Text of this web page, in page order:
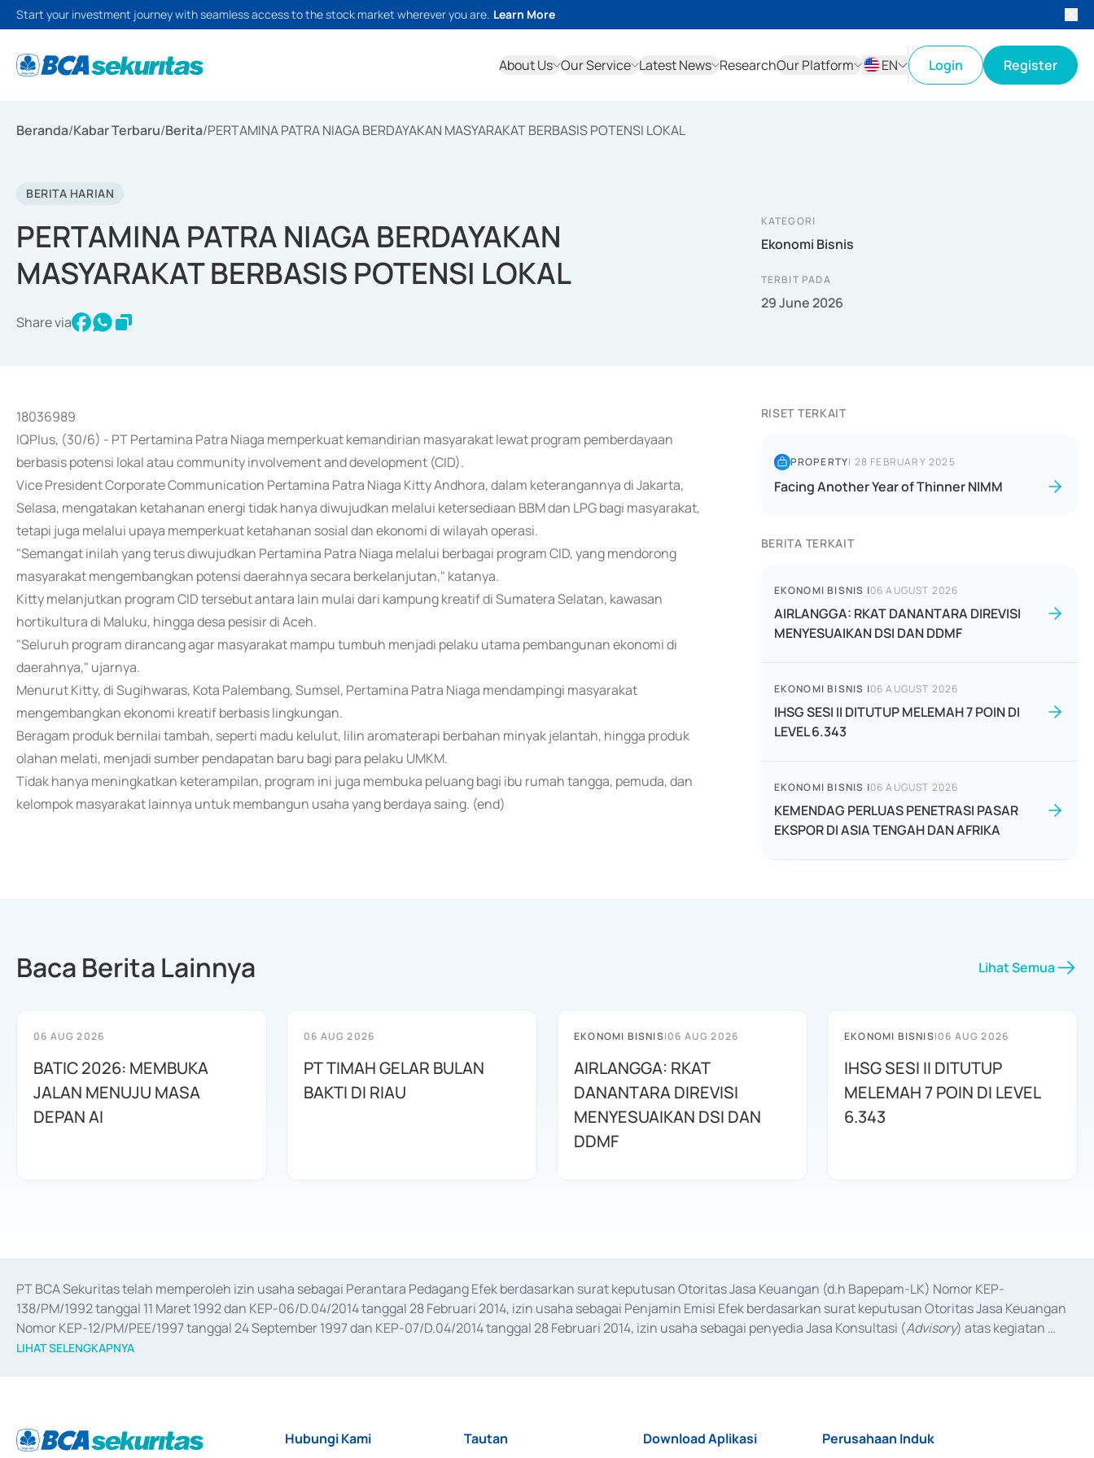
Start your investment journey with seamless access to the stock market wherever you are. Learn More
About Us Our Service Latest News ResearchOur Platform
EN
Login Register
Beranda/Kabar Terbaru/Berita/PERTAMINA PATRA NIAGA BERDAYAKAN MASYARAKAT BERBASIS POTENSI LOKAL
BERITA HARIAN
PERTAMINA PATRA NIAGA BERDAYAKAN
MASYARAKAT BERBASIS POTENSI LOKAL
Share via
KATEGORI
Ekonomi Bisnis
TERBIT PADA
29 June 2026
18036989
IQPlus, (30/6) - PT Pertamina Patra Niaga memperkuat kemandirian masyarakat lewat program pemberdayaan
berbasis potensi lokal atau community involvement and development (CID).
Vice President Corporate Communication Pertamina Patra Niaga Kitty Andhora, dalam keterangannya di Jakarta,
Selasa, mengatakan ketahanan energi tidak hanya diwujudkan melalui ketersediaan BBM dan LPG bagi masyarakat,
tetapi juga melalui upaya memperkuat ketahanan sosial dan ekonomi di wilayah operasi.
"Semangat inilah yang terus diwujudkan Pertamina Patra Niaga melalui berbagai program CID, yang mendorong
masyarakat mengembangkan potensi daerahnya secara berkelanjutan," katanya.
Kitty melanjutkan program CID tersebut antara lain mulai dari kampung kreatif di Sumatera Selatan, kawasan
hortikultura di Maluku, hingga desa pesisir di Aceh.
"Seluruh program dirancang agar masyarakat mampu tumbuh menjadi pelaku utama pembangunan ekonomi di
daerahnya," ujarnya.
Menurut Kitty, di Sugihwaras, Kota Palembang, Sumsel, Pertamina Patra Niaga mendampingi masyarakat
mengembangkan ekonomi kreatif berbasis lingkungan.
Beragam produk bernilai tambah, seperti madu kelulut, lilin aromaterapi berbahan minyak jelantah, hingga produk
olahan melati, menjadi sumber pendapatan baru bagi para pelaku UMKM.
Tidak hanya meningkatkan keterampilan, program ini juga membuka peluang bagi ibu rumah tangga, pemuda, dan
kelompok masyarakat lainnya untuk membangun usaha yang berdaya saing. (end)
RISET TERKAIT
PROPERTY| 28 FEBRUARY 2025
Facing Another Year of Thinner NIMM
BERITA TERKAIT
EKONOMI BISNIS |06 AUGUST 2026
AIRLANGGA: RKAT DANANTARA DIREVISI
MENYESUAIKAN DSI DAN DDMF
EKONOMI BISNIS |06 AUGUST 2026
IHSG SESI II DITUTUP MELEMAH 7 POIN DI
LEVEL 6.343
EKONOMI BISNIS |06 AUGUST 2026
KEMENDAG PERLUAS PENETRASI PASAR
EKSPOR DI ASIA TENGAH DAN AFRIKA
Baca Berita Lainnya Lihat Semua
06 AUG 2026
BATIC 2026: MEMBUKA
JALAN MENUJU MASA
DEPAN AI
06 AUG 2026
PT TIMAH GELAR BULAN
BAKTI DI RIAU
EKONOMI BISNIS|06 AUG 2026
AIRLANGGA: RKAT
DANANTARA DIREVISI
MENYESUAIKAN DSI DAN
DDMF
EKONOMI BISNIS|06 AUG 2026
IHSG SESI II DITUTUP
MELEMAH 7 POIN DI LEVEL
6.343
PT BCA Sekuritas telah memperoleh izin usaha sebagai Perantara Pedagang Efek berdasarkan surat keputusan Otoritas Jasa Keuangan (d.h Bapepam-LK) Nomor KEP-
138/PM/1992 tanggal 11 Maret 1992 dan KEP-06/D.04/2014 tanggal 28 Februari 2014, izin usaha sebagai Penjamin Emisi Efek berdasarkan surat keputusan Otoritas Jasa Keuangan
Nomor KEP-12/PM/PEE/1997 tanggal 24 September 1997 dan KEP-07/D.04/2014 tanggal 28 Februari 2014, izin usaha sebagai penyedia Jasa Konsultasi (Advisory) atas kegiatan
merger, akuisisi, divestasi, dan
LIHAT SELENGKAPNYA
Hubungi Kami Tautan Download Aplikasi Perusahaan Induk